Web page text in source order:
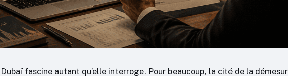
Dubaï fascine autant qu’elle interroge. Pour beaucoup, la cité de la